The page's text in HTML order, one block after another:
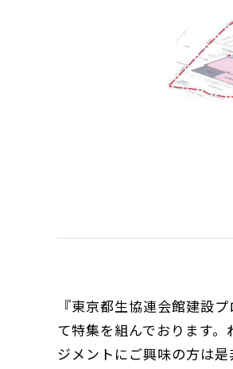
『東京都生協連会館建設
て特集を組んでおります
ジメントにご興味の方は